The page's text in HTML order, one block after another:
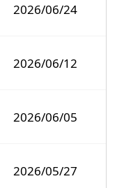
2026/06/24
2026/06/12
2026/06/05
2026/05/27